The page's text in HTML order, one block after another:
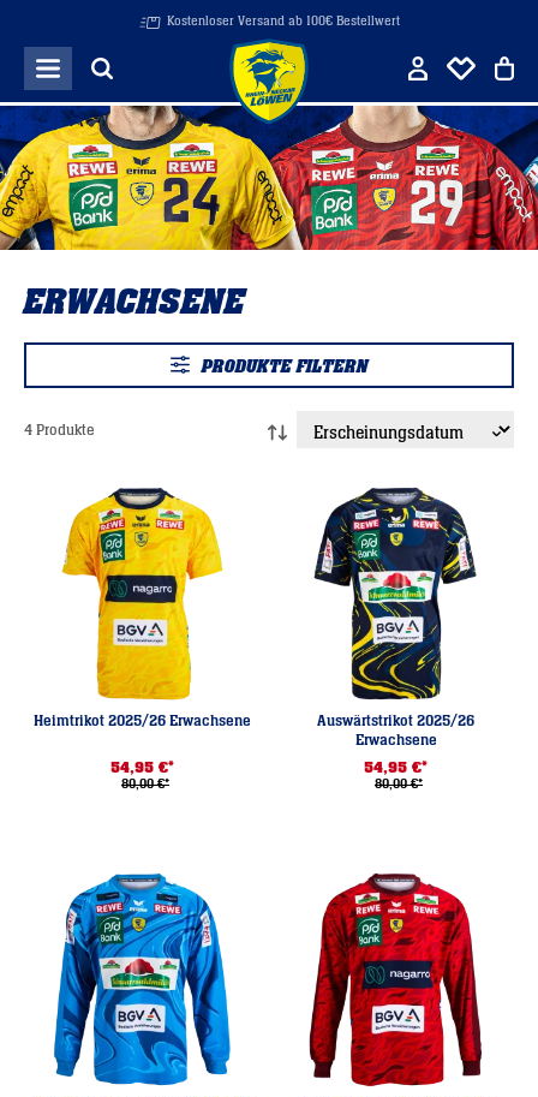
Zum Hauptinhalt springenKostenloser Versand ab 100€ Bestellwert
ERWACHSENE
PRODUKTE FILTERN
4 Produkte
Heimtrikot 2025/26 Erwachsene
54,95 €*
80,00 €*
Auswärtstrikot 2025/26
Erwachsene
54,95 €*
80,00 €*